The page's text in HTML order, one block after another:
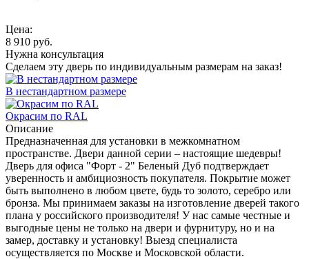
Цена:
8 910 руб.
Нужна консультация
Сделаем эту дверь по индивидуальным размерам на заказ!
В нестандартном размере
Окрасим по RAL
Описание
Предназначенная для установки в межкомнатном
пространстве. Двери данной серии – настоящие шедевры!
Дверь для офиса "Форт - 2" Беленый Дуб подтверждает
уверенность и амбициозность покупателя. Покрытие может
быть выполнено в любом цвете, будь то золото, серебро или
бронза. Мы принимаем заказы на изготовление дверей такого
плана у российского производителя! У нас самые честные и
выгодные цены не только на двери и фурнитуру, но и на
замер, доставку и установку! Выезд специалиста
осуществляется по Москве и Московской области.